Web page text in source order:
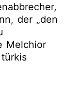
der „den
Melchior